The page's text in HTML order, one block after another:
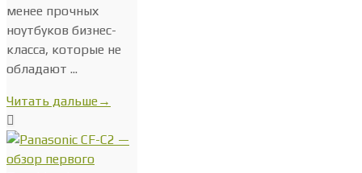
менее прочных
ноутбуков бизнес-
класса, которые не
обладают ...
Читать дальше→